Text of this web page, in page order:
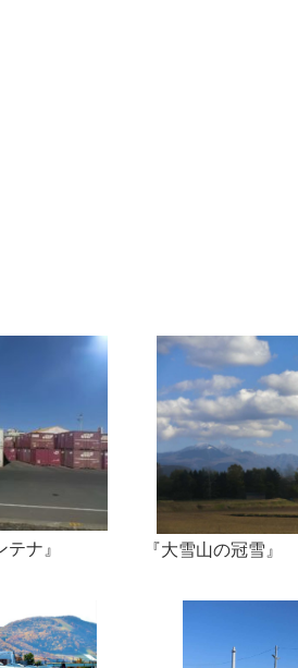
ナ』 『大雪山の冠雪』